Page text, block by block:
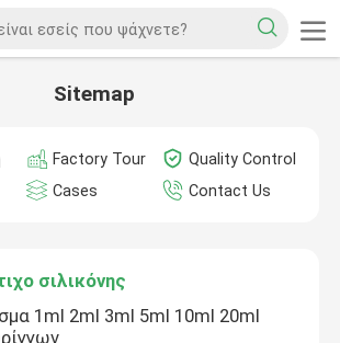
Sitemap
Factory Tour
Quality Control
Cases Contact Us
σιλικόνης
1ml 2ml 3ml 5ml 10ml 20ml